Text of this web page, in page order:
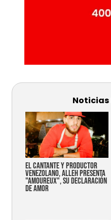
Noticias
EL CANTANTE Y PRODUCTOR
VENEZOLANO, ALLEH PRESENTA
"AMOUREUX", SU DECLARACIÓN
DE AMOR